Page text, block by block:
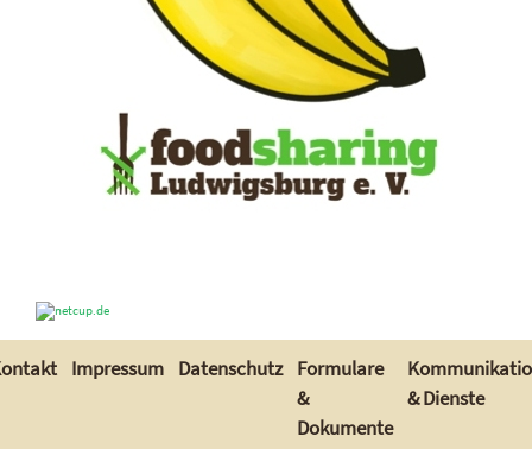
Impressum Datenschutz Formulare
&
Dokumente
& Dienste